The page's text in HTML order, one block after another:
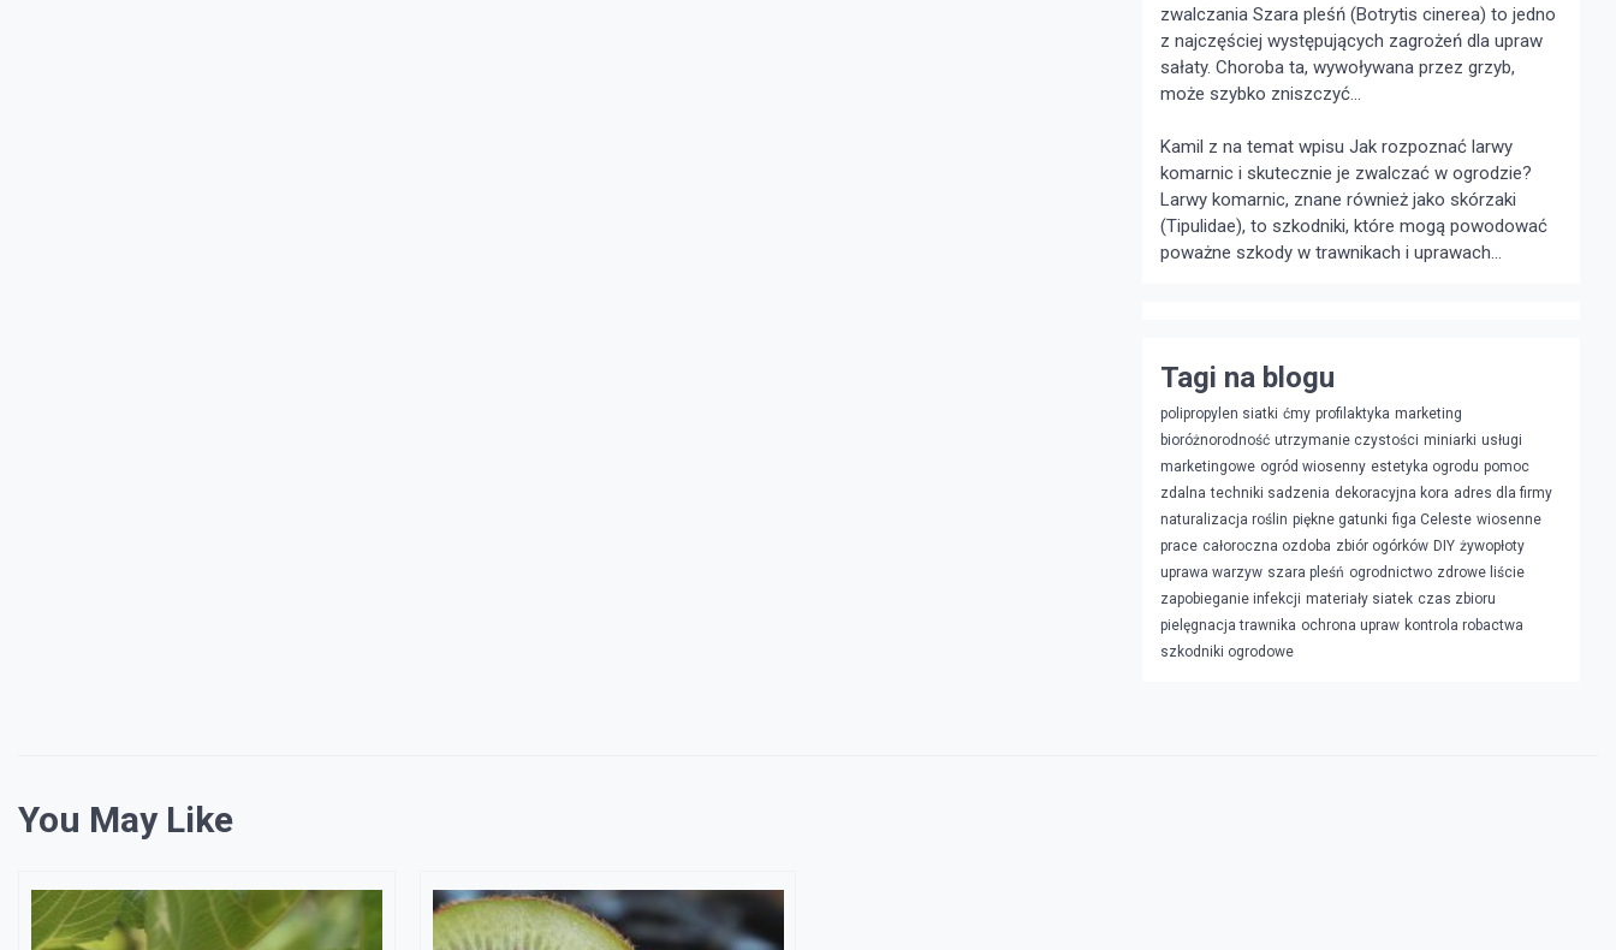
zwalczaniaSzara pleśń (Botrytis cinerea) to jedno
z najczęściej występujących zagrożeń dla upraw
sałaty. Choroba ta, wywoływana przez grzyb,
może szybko zniszczyć...
Kamil z na temat wpisu Jak rozpoznać larwy
komarnic i skutecznie je zwalczać w ogrodzie?
Larwy komarnic, znane również jako skórzaki
(Tipulidae), to szkodniki, które mogą powodować
poważne szkody w trawnikach i uprawach...
Tagi na blogu
polipropylen siatki ćmy profilaktyka marketing
bioróżnorodność utrzymanie czystości miniarki usługi
marketingowe ogród wiosenny estetyka ogrodu pomoc
zdalna techniki sadzenia dekoracyjna kora adres dla firmy
naturalizacja roślin piękne gatunki figa Celeste wiosenne
prace całoroczna ozdoba zbiór ogórków DIY żywopłoty
uprawa warzyw szara pleśń ogrodnictwo zdrowe liście
zapobieganie infekcji materiały siatek czas zbioru
pielęgnacja trawnika ochrona upraw kontrola robactwa
szkodniki ogrodowe
You May Like